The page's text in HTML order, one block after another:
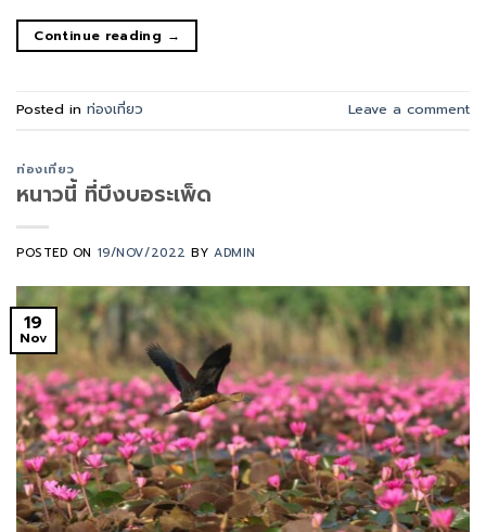
Continue reading →
Posted in ท่องเที่ยว Leave a comment
ท่องเที่ยว
หนาวนี้ ที่บึงบอระเพ็ด
POSTED ON 19/NOV/2022 BYADMIN
19
Nov